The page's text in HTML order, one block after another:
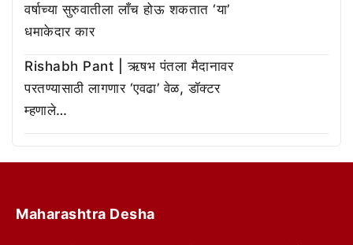
वर्षाच्या सुरुवातीला लाँच होऊ शकतात ‘या’
धमाकेदार कार
Rishabh Pant | ऋषभ पंतला मैदानावर
परतण्यासाठी लागणार ‘एवढा’ वेळ, डॉक्टर
म्हणाले…
Maharashtra Desha